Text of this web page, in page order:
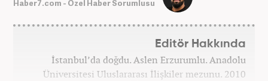
Haber7.com - Özel Haber Sorumlusu
Editör Hakkında
İstanbul’da doğdu. Aslen Erzurumlu. Anadolu
Üniversitesi Uluslararası İlişkiler mezunu. 2010